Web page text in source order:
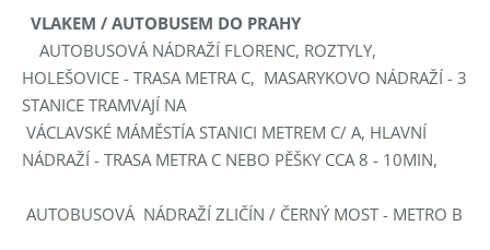
VLAKEM / AUTOBUSEM DO PRAHY
AUTOBUSOVÁ NÁDRAŽÍ FLORENC, ROZTYLY,
HOLEŠOVICE - TRASA METRA C, MASARYKOVO NÁDRAŽÍ - 3
STANICE TRAMVAJÍ NA
VÁCLAVSKÉ MÁMĚSTÍA STANICI METREM C/ A, HLAVNÍ
NÁDRAŽÍ - TRASA METRA C NEBO PĚŠKY CCA 8 - 10MIN,
AUTOBUSOVÁ NÁDRAŽÍ ZLIČÍN / ČERNÝ MOST - METRO B